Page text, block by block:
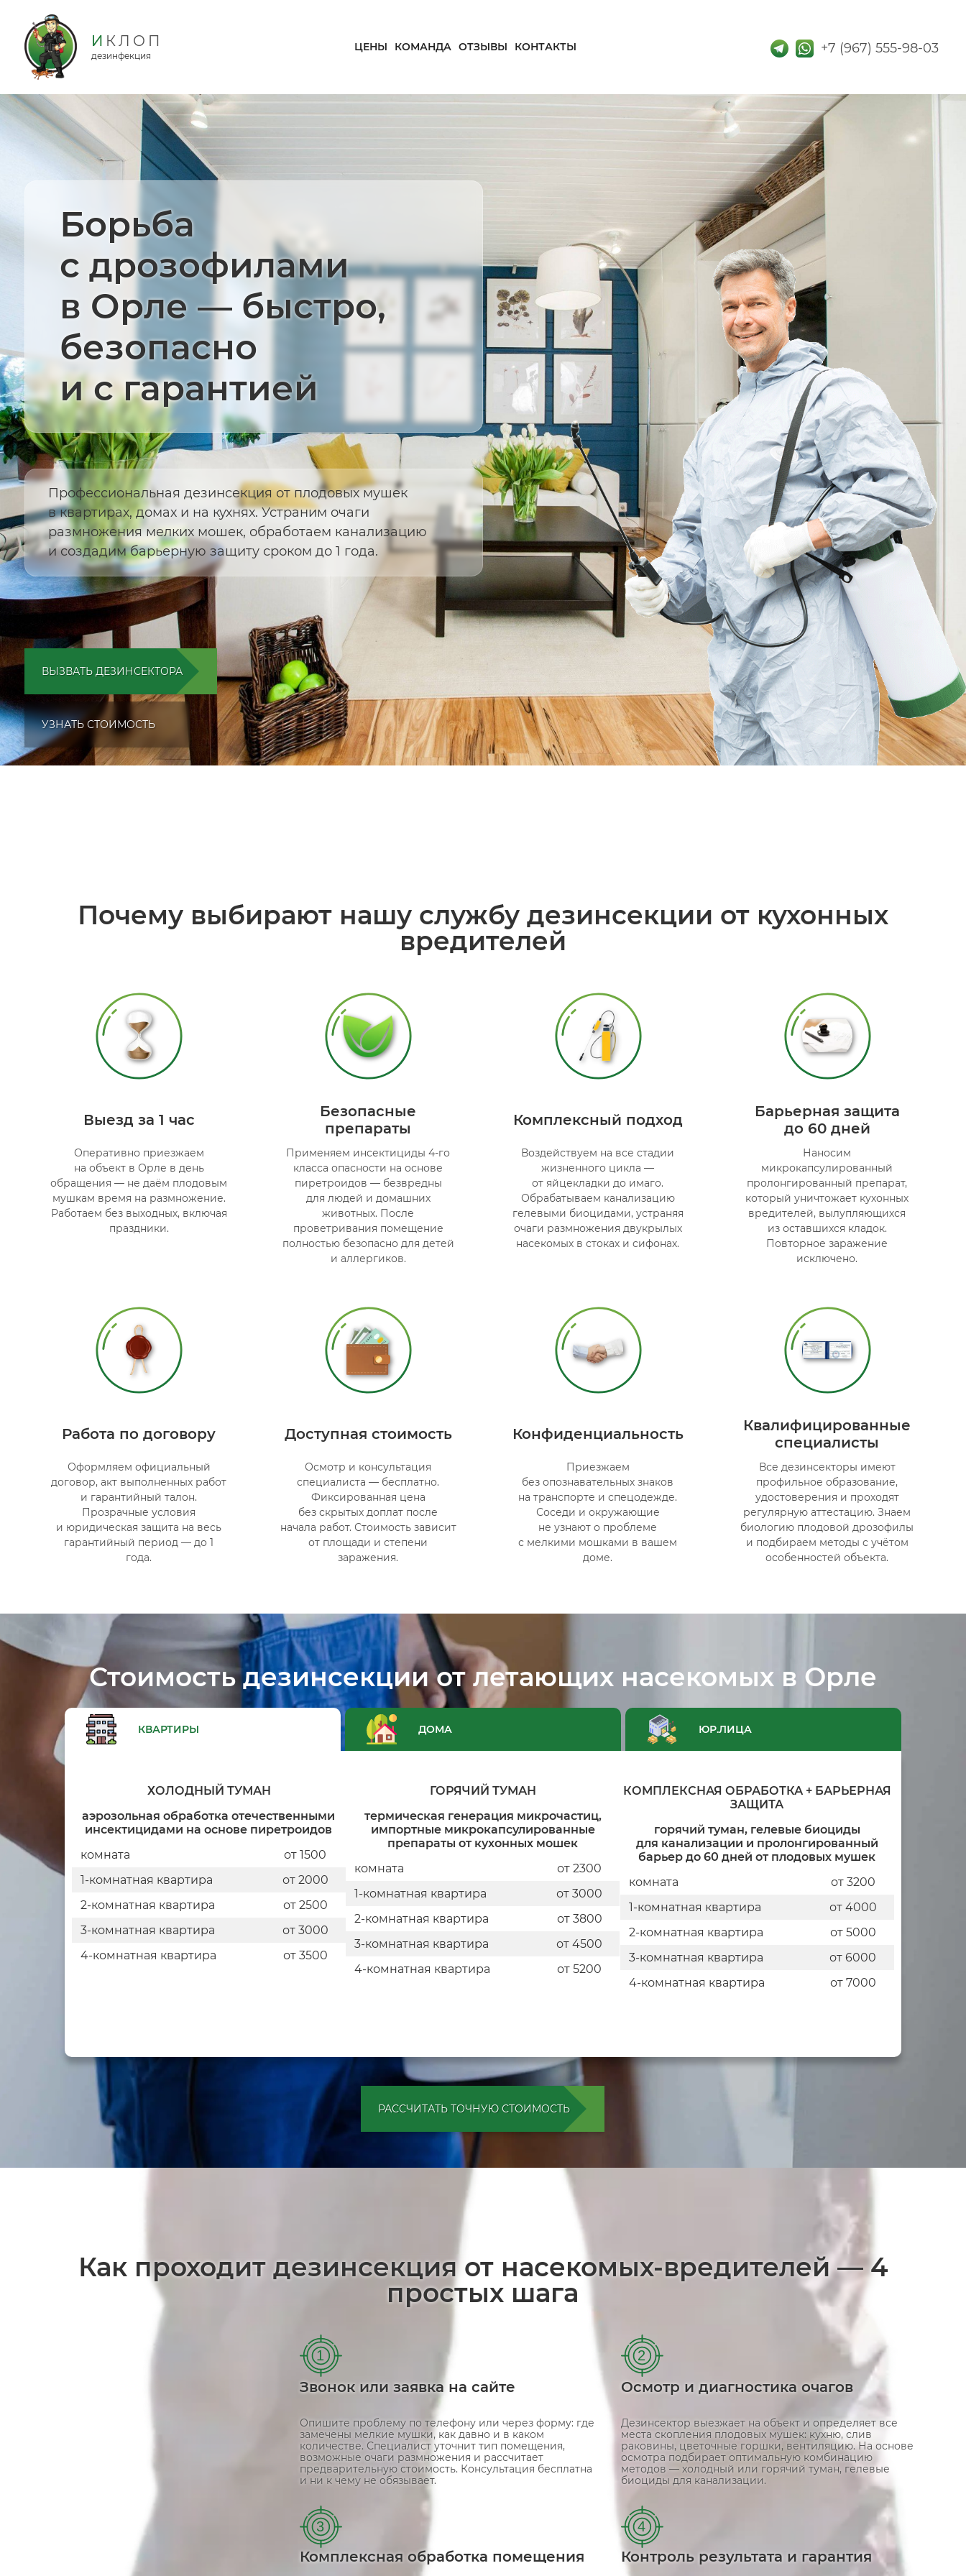
дезинфекция
ЦЕНЫ КОМАНДА ОТЗЫВЫ КОНТАКТЫ
Борьба
с дрозофилами
в Орле — быстро,
безопасно
и с гарантией
Профессиональная дезинсекция от плодовых мушек
в квартирах, домах и на кухнях. Устраним очаги
размножения мелких мошек, обработаем канализацию
и создадим барьерную защиту сроком до 1 года.
ВЫЗВАТЬ ДЕЗИНСЕКТОРА
УЗНАТЬ СТОИМОСТЬ
Почему выбирают нашу службу дезинсекции от кухонных
вредителей
Выезд за 1 час
Оперативно приезжаем
на объект в Орле в день
обращения — не даём плодовым
мушкам время на размножение.
Работаем без выходных, включая
праздники.
Безопасные
препараты
Применяем инсектициды 4-го
класса опасности на основе
пиретроидов — безвредны
для людей и домашних
животных. После
проветривания помещение
полностью безопасно для детей
и аллергиков.
Комплексный подход
Воздействуем на все стадии
жизненного цикла —
от яйцекладки до имаго.
Обрабатываем канализацию
гелевыми биоцидами, устраняя
очаги размножения двукрылых
насекомых в стоках и сифонах.
Барьерная защита
до 60 дней
Наносим
микрокапсулированный
пролонгированный препарат,
который уничтожает кухонных
вредителей, вылупляющихся
из оставшихся кладок.
Повторное заражение
исключено.
Работа по договору
Оформляем официальный
договор, акт выполненных работ
и гарантийный талон.
Прозрачные условия
и юридическая защита на весь
гарантийный период — до 1
года.
Доступная стоимость
Осмотр и консультация
специалиста — бесплатно.
Фиксированная цена
без скрытых доплат после
начала работ. Стоимость зависит
от площади и степени
заражения.
Конфиденциальность
Приезжаем
без опознавательных знаков
на транспорте и спецодежде.
Соседи и окружающие
не узнают о проблеме
с мелкими мошками в вашем
доме.
Квалифицированные
специалисты
Все дезинсекторы имеют
профильное образование,
удостоверения и проходят
регулярную аттестацию. Знаем
биологию плодовой дрозофилы
и подбираем методы с учётом
особенностей объекта.
Стоимость дезинсекции от летающих насекомых в Орле
КВАРТИРЫ ДОМА ЮР.ЛИЦА
ХОЛОДНЫЙ ТУМАН
аэрозольная обработка отечественными
инсектицидами на основе пиретроидов
комната
от 1500
1-комнатная квартира
от 2000
2-комнатная квартира
от 2500
3-комнатная квартира
от 3000
4-комнатная квартира
от 3500
ГОРЯЧИЙ ТУМАН
термическая генерация микрочастиц,
импортные микрокапсулированные
препараты от кухонных мошек
комната
от 2300
1-комнатная квартира
от 3000
2-комнатная квартира
от 3800
3-комнатная квартира
от 4500
4-комнатная квартира
от 5200
КОМПЛЕКСНАЯ ОБРАБОТКА + БАРЬЕРНАЯ
ЗАЩИТА
горячий туман, гелевые биоциды
для канализации и пролонгированный
барьер до 60 дней от плодовых мушек
комната
от 3200
1-комнатная квартира
от 4000
2-комнатная квартира
от 5000
3-комнатная квартира
от 6000
4-комнатная квартира
от 7000
РАССЧИТАТЬ ТОЧНУЮ СТОИМОСТЬ
Как проходит дезинсекция от насекомых-вредителей — 4
простых шага
1
Звонок или заявка на сайте
Опишите проблему по телефону или через форму: где
замечены мелкие мушки, как давно и в каком
количестве. Специалист уточнит тип помещения,
возможные очаги размножения и рассчитает
предварительную стоимость. Консультация бесплатна
и ни к чему не обязывает.
2
Осмотр и диагностика очагов
Дезинсектор выезжает на объект и определяет все
места скопления плодовых мушек: кухню, слив
раковины, цветочные горшки, вентиляцию. На основе
осмотра подбирает оптимальную комбинацию
методов — холодный или горячий туман, гелевые
биоциды для канализации.
3
Комплексная обработка помещения
4
Контроль результата и гарантия